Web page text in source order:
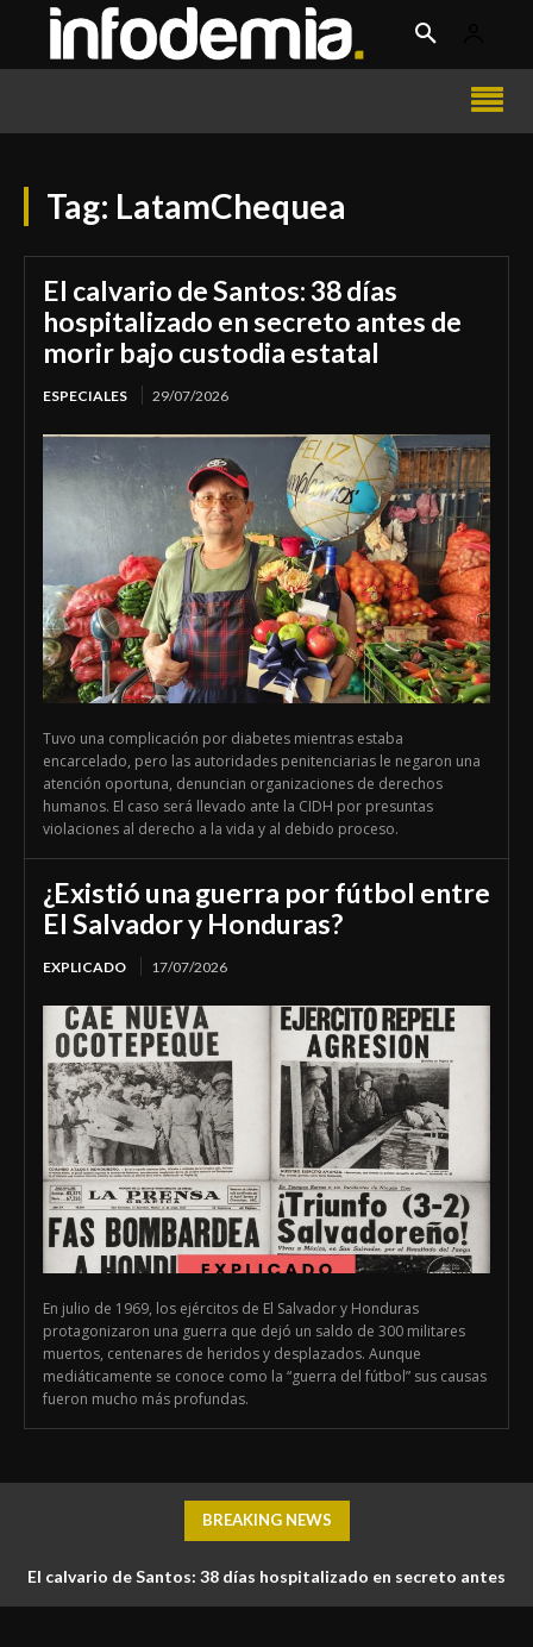
Tag: LatamChequea
El calvario de Santos: 38 días
hospitalizado en secreto antes de
morir bajo custodia estatal
ESPECIALES 29/07/2026
Tuvo una complicación por diabetes mientras estaba
encarcelado, pero las autoridades penitenciarias le negaron una
atención oportuna, denuncian organizaciones de derechos
humanos. El caso será llevado ante la CIDH por presuntas
violaciones al derecho a la vida y al debido proceso.
¿Existió una guerra por fútbol entre
El Salvador y Honduras?
EXPLICADO 17/07/2026
En julio de 1969, los ejércitos de El Salvador y Honduras
protagonizaron una guerra que dejó un saldo de 300 militares
muertos, centenares de heridos y desplazados. Aunque
mediáticamente se conoce como la “guerra del fútbol” sus causas
fueron mucho más profundas.
BREAKING NEWS
El calvario de Santos: 38 días hospitalizado en secreto antes